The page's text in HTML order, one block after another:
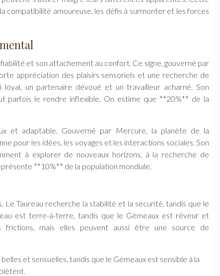
compatibilité amoureuse, les défis à surmonter et les forces
et son attachement au confort. Ce signe, gouverné par
appréciation des plaisirs sensoriels et une recherche de
un partenaire dévoué et un travailleur acharné. Son
parfois le rendre inflexible. On estime que **20%** de la
et adaptable. Gouverné par Mercure, la planète de la
pour les idées, les voyages et les interactions sociales. Son
à explorer de nouveaux horizons, à la recherche de
**10%** de la population mondiale.
Taureau recherche la stabilité et la sécurité, tandis que le
est terre-à-terre, tandis que le Gémeaux est rêveur et
frictions, mais elles peuvent aussi être une source de
et sensuelles, tandis que le Gémeaux est sensible à la